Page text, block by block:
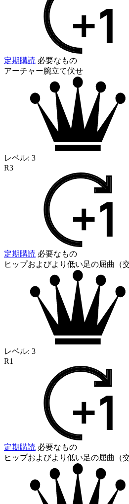
定期購読 必要なもの
アーチャー腕立て伏せ
レベル: 3
R3
定期購読 必要なもの
ヒップおよびより低い足の屈曲（
レベル: 3
R1
定期購読 必要なもの
ヒップおよびより低い足の屈曲（